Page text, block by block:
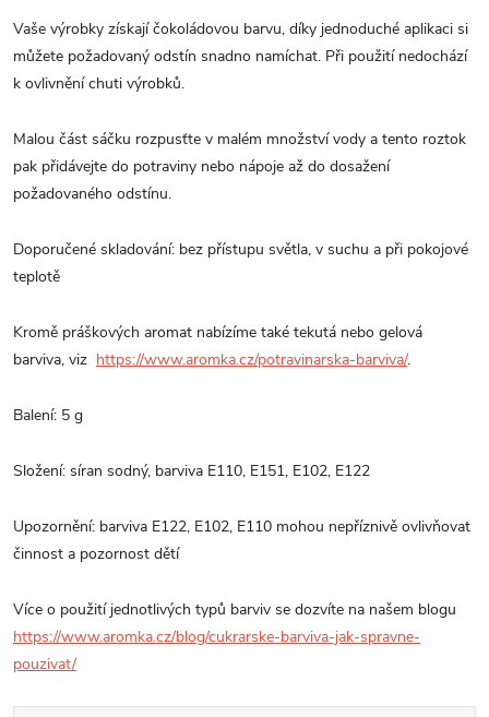
Vaše výrobky získají čokoládovou barvu, díky jednoduché aplikaci si
můžete požadovaný odstín snadno namíchat. Při použití nedochází
k ovlivnění chuti výrobků.
Malou část sáčku rozpusťte v malém množství vody a tento roztok
pak přidávejte do potraviny nebo nápoje až do dosažení
požadovaného odstínu.
Doporučené skladování: bez přístupu světla, v suchu a při pokojové
teplotě
Kromě práškových aromat nabízíme také tekutá nebo gelová
barviva, viz https://www.aromka.cz/potravinarska-barviva/.
Balení: 5 g
Složení: síran sodný, barviva E110, E151, E102, E122
Upozornění: barviva E122, E102, E110 mohou nepříznivě ovlivňovat
činnost a pozornost dětí
Více o použití jednotlivých typů barviv se dozvíte na našem blogu
https://www.aromka.cz/blog/cukrarske-barviva-jak-spravne-
pouzivat/